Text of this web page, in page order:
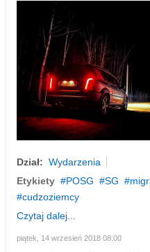
Dział: Wydarzenia
Etykiety
POSG SG
cudzoziemcy
Czytaj dalej...
piątek, 14 wrzesień 2018 08:00